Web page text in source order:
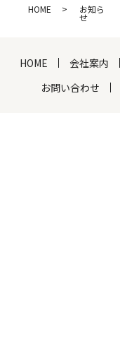
HOME お知ら
せ
HOME 会社案内
お問い合わせ